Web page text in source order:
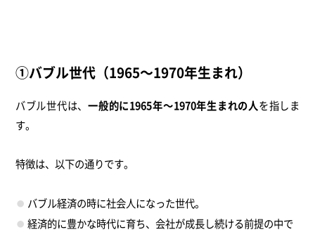
①バブル世代（1965～1970年生まれ）
バブル世代は、一般的に1965年～1970年生まれの人を指しま
す。
特徴は、以下の通りです。
バブル経済の時に社会人になった世代。
経済的に豊かな時代に育ち、会社が成長し続ける前提の中で